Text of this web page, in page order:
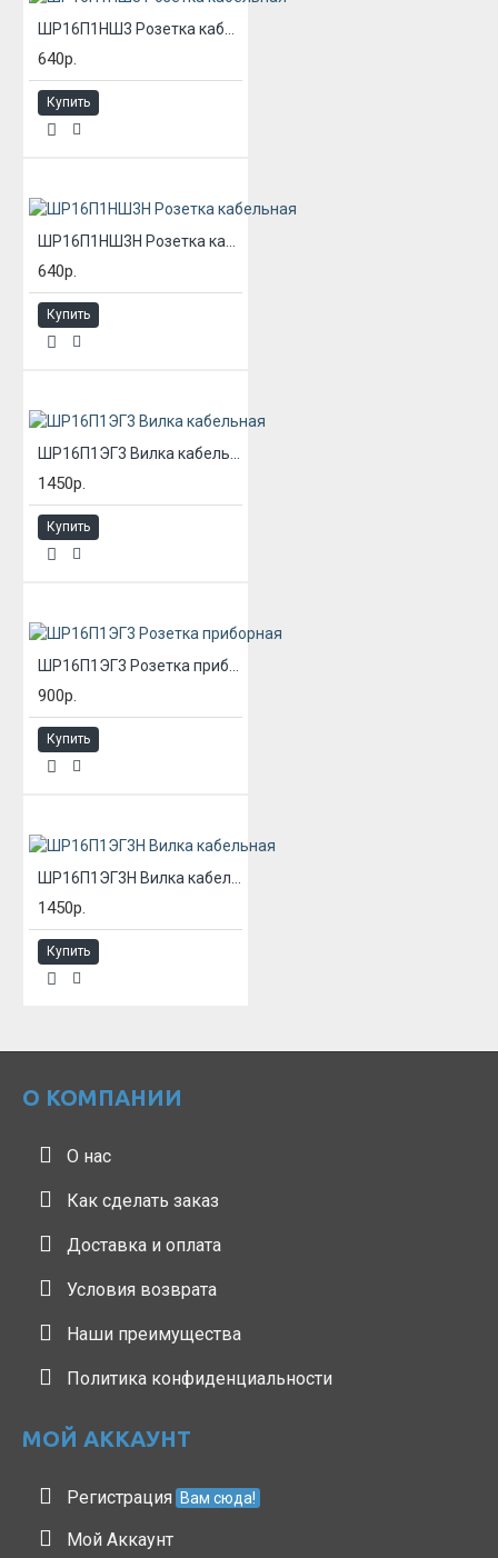
640р.
Купить
640р.
Купить
1450р.
Купить
900р.
Купить
1450р.
Купить
О КОМПАНИИ
О нас
Как сделать заказ
Доставка и оплата
Условия возврата
Наши преимущества
Политика конфиденциальности
МОЙ АККАУНТ
Регистрация Вам сюда!
Мой Аккаунт